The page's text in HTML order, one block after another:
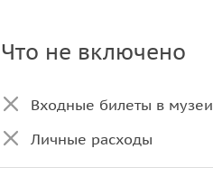
Что не включено
Входные билеты в музеи
Личные расходы